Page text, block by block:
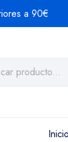
a 90€
Inicio